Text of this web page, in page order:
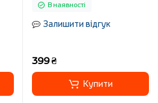
В наявності
Залишити відгук
399 ₴
Купити